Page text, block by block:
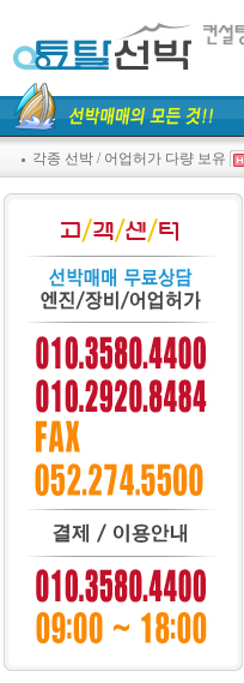
각종 선박 / 어업허가 다량 보유